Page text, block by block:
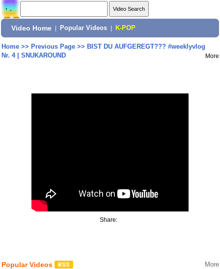
Video Home Popular Videos K-POP
Home>> Previous Page>> BIST DU AUFGEREGT??? #weeklyvlog
Nr. 4 | SNUKAROUND
More
Share:
Popular Videos More